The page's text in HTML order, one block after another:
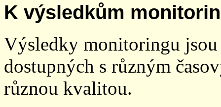
K výsledkům
Výsledky monitoringu
dostupných s různým
různou kvalitou.